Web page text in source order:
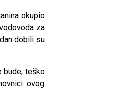
okupio
za
dobili su
bude, teško
ovog